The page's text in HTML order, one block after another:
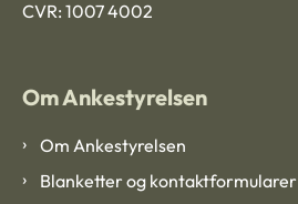
CVR: 1007 4002
Om Ankestyrelsen
Om Ankestyrelsen
Blanketter og kontaktformularer